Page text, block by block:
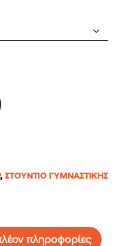
, ΣΤΟΎΝΤΙΟ ΓΥΜΝΑΣΤΙΚΉΣ
πληροφορίες